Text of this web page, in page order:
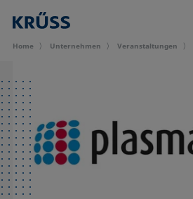
Home Unternehmen Veran­staltungen